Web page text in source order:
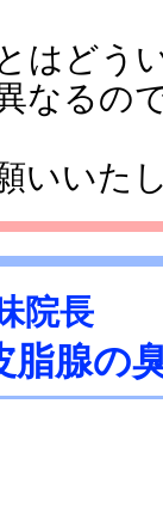
はどう
なるの
いいた
院長
脂腺の